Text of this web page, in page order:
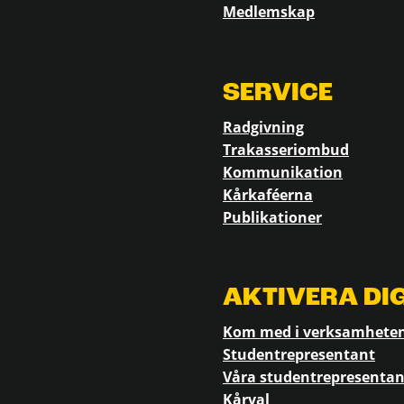
Medlemskap
SERVICE
Radgivning
Trakasseriombud
Kommunikation
Kårkaféerna
Publikationer
AKTIVERA
Kom med i
Studentrepresentant
Våra
Kårval